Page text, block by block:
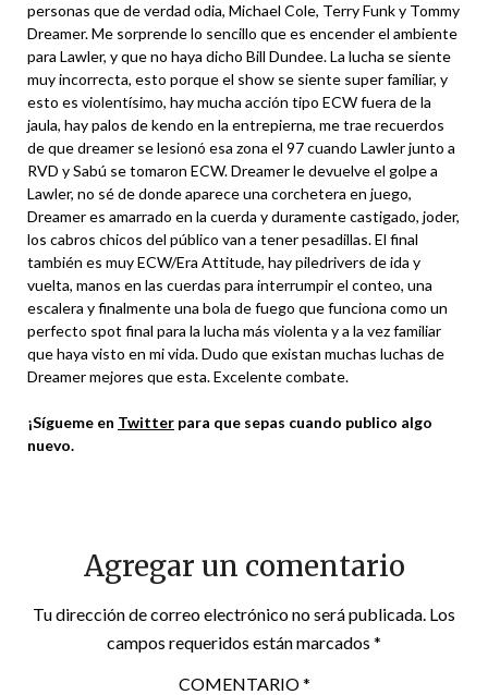
personas que de verdad odia, Michael Cole, Terry Funk y Tommy
Dreamer. Me sorprende lo sencillo que es encender el ambiente
para Lawler, y que no haya dicho Bill Dundee. La lucha se siente
muy incorrecta, esto porque el show se siente super familiar, y
esto es violentísimo, hay mucha acción tipo ECW fuera de la
jaula, hay palos de kendo en la entrepierna, me trae recuerdos
de que dreamer se lesionó esa zona el 97 cuando Lawler junto a
RVD y Sabú se tomaron ECW. Dreamer le devuelve el golpe a
Lawler, no sé de donde aparece una corchetera en juego,
Dreamer es amarrado en la cuerda y duramente castigado, joder,
los cabros chicos del público van a tener pesadillas. El final
también es muy ECW/Era Attitude, hay piledrivers de ida y
vuelta, manos en las cuerdas para interrumpir el conteo, una
escalera y finalmente una bola de fuego que funciona como un
perfecto spot final para la lucha más violenta y a la vez familiar
que haya visto en mi vida. Dudo que existan muchas luchas de
Dreamer mejores que esta. Excelente combate.
¡Sígueme en Twitter para que sepas cuando publico algo
nuevo.
Agregar un comentario
Tu dirección de correo electrónico no será publicada. Los
campos requeridos están marcados *
COMENTARIO*